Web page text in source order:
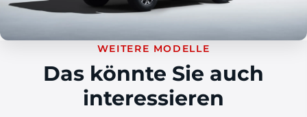
WEITERE MODELLE
Das könnte Sie auch
interessieren